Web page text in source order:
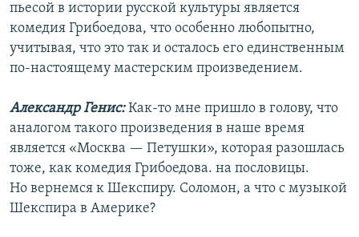
пьесой в истории русской культуры является
комедия Грибоедова, что особенно любопытно,
учитывая, что это так и осталось его единственным
по-настоящему мастерским произведением.
Александр Генис:Как-то мне пришло в голову, что
аналогом такого произведения в наше время
является «Москва — Петушки», которая разошлась
тоже, как комедия Грибоедова. на пословицы.
Но вернемся к Шекспиру. Соломон, а что с музыкой
Шекспира в Америке?